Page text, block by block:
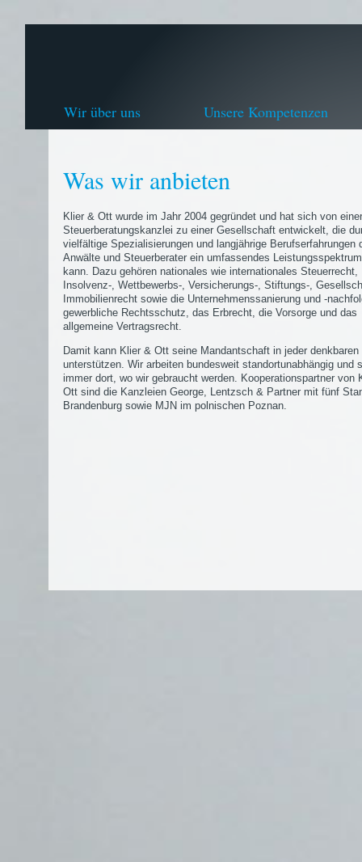
Wir über uns Unsere Kompetenzen
Was wir anbieten
Klier & Ott wurde im Jahr 2004 gegründet und hat sich von einer
Steuerberatungskanzlei zu einer Gesellschaft entwickelt, die
vielfältige Spezialisierungen und langjährige Berufserfahrungen
Anwälte und Steuerberater ein umfassendes
kann. Dazu gehören nationales wie internationales Steuerrecht,
Insolvenz-, Wettbewerbs-, Versicherungs-, Stiftungs-,
Immobilienrecht sowie die Unternehmenssanierung und -
gewerbliche Rechtsschutz, das Erbrecht, die Vorsorge und das
allgemeine Vertragsrecht.
Damit kann Klier & Ott seine Mandantschaft in jeder denkbaren
unterstützen. Wir arbeiten bundesweit standortunabhängig und
immer dort, wo wir gebraucht werden. Kooperationspartner von
Ott sind die Kanzleien George, Lentzsch & Partner mit fünf
Brandenburg sowie MJN im polnischen Poznan.